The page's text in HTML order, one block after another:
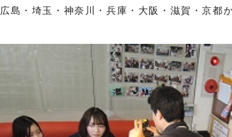
広島・埼玉・神奈川・兵庫・大阪・滋賀・京都